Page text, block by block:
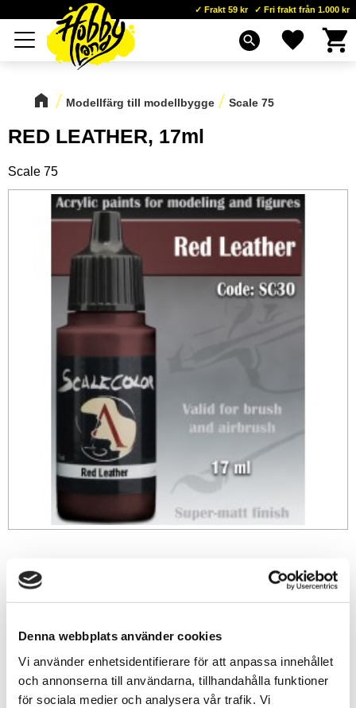
Denna webbplats använder cookies
Vi använder enhetsidentifierare för att anpassa innehållet
och annonserna till användarna, tillhandahålla funktioner
för sociala medier och analysera vår trafik. Vi
Meny
Frakt 59 kr Fri frakt från 1.000 kr
search Favoriter
Modellfärg till modellbygge Scale 75
RED LEATHER, 17ml
Scale 75
49sek
Lägg till i favoriter
Lagerstatus